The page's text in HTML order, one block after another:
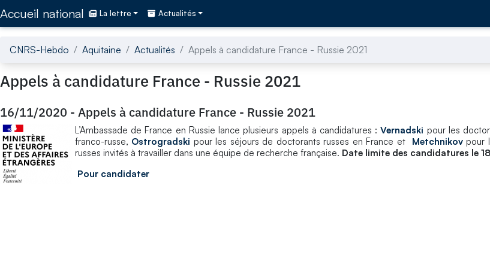
Accueil national La lettre Actualités
CNRS-Hebdo Aquitaine Actualités Appels à candidature France - Russie 2021
Appels à candidature France - Russie 2021
16/11/2020 - Appels à candidature France - Russie 2021
L’Ambassade de France en Russie lance plusieurs appels à candidatures :Vernadski pour les
franco-russe, Ostrogradski pour les séjours de doctorants russes en France et Metchnikov pour
russes invités à travailler dans une équipe de recherche française. Date limite des candidatures le
Pour candidater